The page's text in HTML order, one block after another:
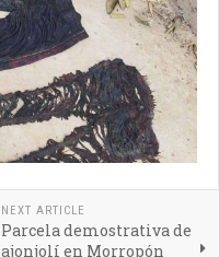
NEXT ARTICLE
Parcela demostrativa de
ajonjolí en Morropón